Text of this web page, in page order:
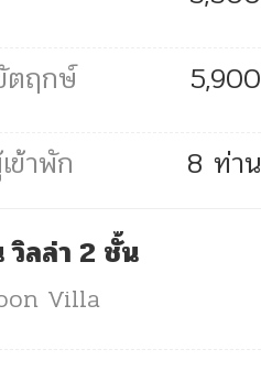
5,900
8 ท่าน
วิลล่า 2 ชั้น
Villa